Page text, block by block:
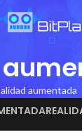
aumentada